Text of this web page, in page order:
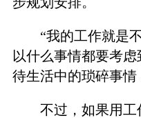
“我的工作就是
以什么事情都要考
待生活中的琐碎事情
不过，如果用